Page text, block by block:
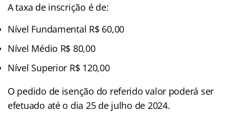
A taxa de inscrição é de:
Nível Fundamental R$ 60,00
Nível Médio R$ 80,00
Nível Superior R$ 120,00
O pedido de isenção do referido valor poderá ser
efetuado até o dia 25 de julho de 2024.